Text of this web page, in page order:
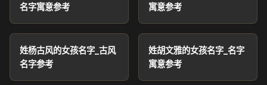
名字寓意参考
寓意参考
姓杨古风的女孩名字_古风
名字参考
姓胡文雅的女孩名字_名字
寓意参考